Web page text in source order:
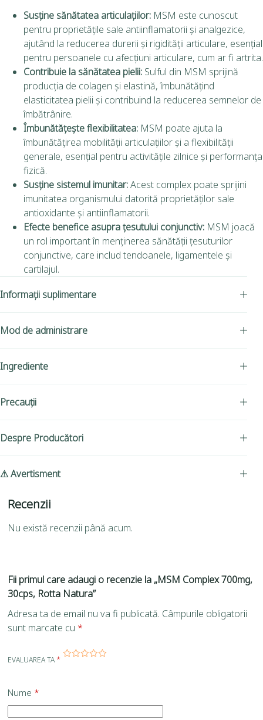
Susține sănătatea articulațiilor: MSM este cunoscut
pentru proprietățile sale antiinflamatorii și analgezice,
ajutând la reducerea durerii și rigidității articulare, esențial
pentru persoanele cu afecțiuni articulare, cum ar fi artrita.
Contribuie la sănătatea pielii: Sulful din MSM sprijină
producția de colagen și elastină, îmbunătățind
elasticitatea pielii și contribuind la reducerea semnelor de
îmbătrânire.
Îmbunătățește flexibilitatea: MSM poate ajuta la
îmbunătățirea mobilității articulațiilor și a flexibilității
generale, esențial pentru activitățile zilnice și performanța
fizică.
Susține sistemul imunitar:Acest complex poate sprijini
imunitatea organismului datorită proprietăților sale
antioxidante și antiinflamatorii.
Efecte benefice asupra țesutului conjunctiv: MSM joacă
un rol important în menținerea sănătății țesuturilor
conjunctive, care includ tendoanele, ligamentele și
cartilajul.
Informații suplimentare
Mod de administrare
Ingrediente
Precauții
Despre Producători
⚠ Avertisment
Recenzii
Nu există recenzii până acum.
Fii primul care adaugi o recenzie la „MSM Complex 700mg,
30cps, Rotta Natura”
Adresa ta de email nu va fi publicată. Câmpurile obligatorii
sunt marcate cu *
EVALUAREA TA*
Nume *